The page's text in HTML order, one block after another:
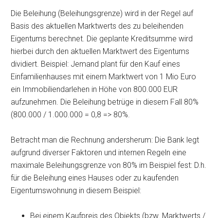
Die Beleihung (Beleihungsgrenze) wird in der Regel auf
Basis des aktuellen Marktwerts des zu beleihenden
Eigentums berechnet. Die geplante Kreditsumme wird
hierbei durch den aktuellen Marktwert des Eigentums
dividiert. Beispiel: Jemand plant für den Kauf eines
Einfamilienhauses mit einem Marktwert von 1 Mio Euro
ein Immobiliendarlehen in Höhe von 800.000 EUR
aufzunehmen. Die Beleihung betrüge in diesem Fall 80%
(800.000 / 1.000.000 = 0,8 => 80%.
Betracht man die Rechnung andersherum: Die Bank legt
aufgrund diverser Faktoren und internen Regeln eine
maximale Beleihungsgrenze von 80% im Beispiel fest: D.h.
für die Beleihung eines Hauses oder zu kaufenden
Eigentumswohnung in diesem Beispiel:
Bei einem Kaufpreis des Objekts (bzw. Marktwerts /